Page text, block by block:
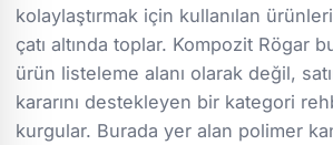
kolaylaştırmak için kullanılan
çatı altında toplar. Kompozit Rögar
ürün listeleme alanı olarak değil,
kararını destekleyen bir kategori
kurgular. Burada yer alan polimer